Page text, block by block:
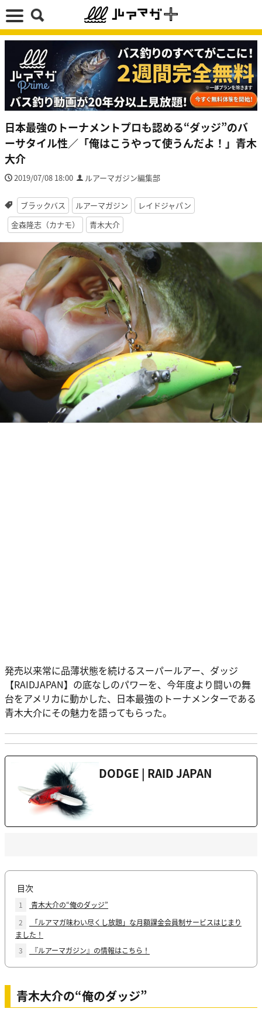
日本最強のトーナメントプロも認める“ダッジ”のバ
ーサタイル性／「俺はこうやって使うんだよ！」青木
大介
2019/07/08 18:00 ルアーマガジン編集部
ブラックバス ルアーマガジン
レイドジャパン
金森隆志（カナモ）
青木大介
発売以来常に品薄状態を続けるスーパールアー、ダッジ
【RAIDJAPAN】の底なしのパワーを、今年度より闘いの舞
台をアメリカに動かした、日本最強のトーナメンターである
青木大介にその魅力を語ってもらった。
DODGE | RAID JAPAN
目次
1
青木大介の“俺のダッジ”
2
「ルアマガ味わい尽くし放題」な月額課金会員制サービスはじまり
ました！
3
『ルアーマガジン』の情報はこちら！
青木大介の“俺のダッジ”